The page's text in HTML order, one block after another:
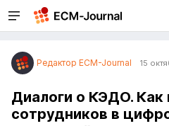
Редактор ECM-Journal 15
Диалоги о КЭДО. Как
сотрудников в